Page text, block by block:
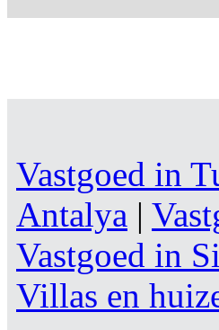
Vastgoed in
Antalya |
Vastgoed in
Villas en